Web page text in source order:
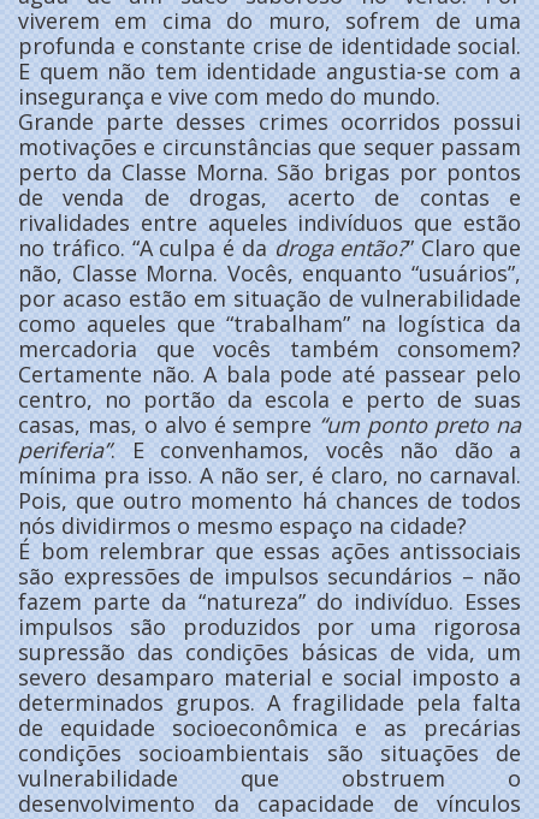
viverem em cima do muro, sofrem de uma
profunda e constante crise de identidade social.
E quem não tem identidade angustia-se com a
insegurança e vive com medo do mundo.
Grande parte desses crimes ocorridos possui
motivações e circunstâncias que sequer passam
perto da Classe Morna. São brigas por pontos
de venda de drogas, acerto de contas e
rivalidades entre aqueles indivíduos que estão
no tráfico. “A culpa é da droga então?” Claro que
não, Classe Morna. Vocês, enquanto “usuários”,
por acaso estão em situação de vulnerabilidade
como aqueles que “trabalham” na logística da
mercadoria que vocês também consomem?
Certamente não. A bala pode até passear pelo
centro, no portão da escola e perto de suas
casas, mas, o alvo é sempre “um ponto preto na
periferia”. E convenhamos, vocês não dão a
mínima pra isso. A não ser, é claro, no carnaval.
Pois, que outro momento há chances de todos
nós dividirmos o mesmo espaço na cidade?
É bom relembrar que essas ações antissociais
são expressões de impulsos secundários – não
fazem parte da “natureza” do indivíduo. Esses
impulsos são produzidos por uma rigorosa
supressão das condições básicas de vida, um
severo desamparo material e social imposto a
determinados grupos. A fragilidade pela falta
de equidade socioeconômica e as precárias
condições socioambientais são situações de
vulnerabilidade que obstruem o
desenvolvimento da capacidade de vínculos